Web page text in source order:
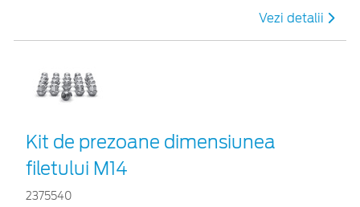
Vezi detalii
Kit de prezoane dimensiunea
filetului M14
2375540